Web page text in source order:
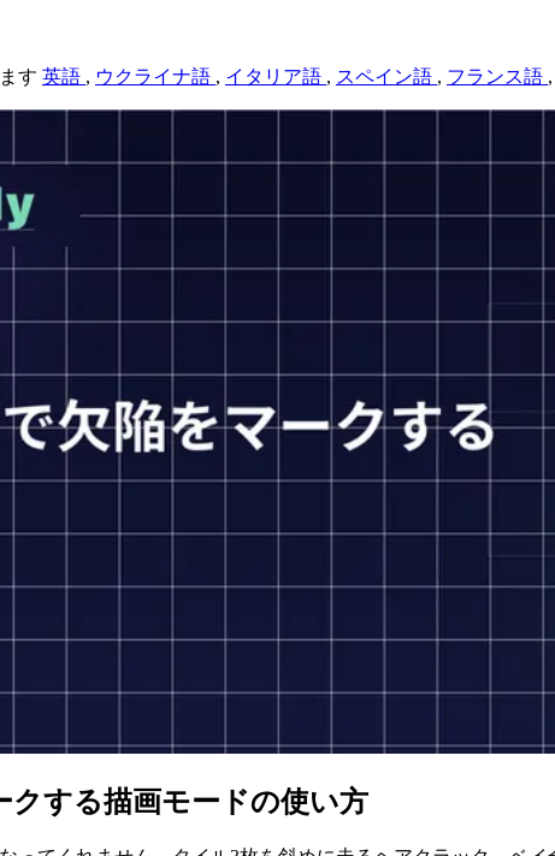
す 英語 , ウクライナ語 , イタリア語 , スペイン語 , フランス語 ,
クする描画モードの使い方